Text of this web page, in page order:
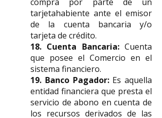
tarjetahabiente ante el emisor
de la cuenta bancaria y/o
tarjeta de crédito.
18. Cuenta Bancaria:Cuenta
que posee el Comercio en el
sistema financiero.
19. Banco Pagador:Es aquella
entidad financiera que presta el
servicio de abono en cuenta de
los recursos derivados de las